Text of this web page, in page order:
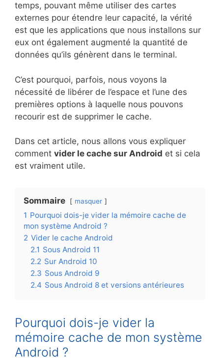
temps, pouvant même utiliser des cartes
externes pour étendre leur capacité, la vérité
est que les applications que nous installons sur
eux ont également augmenté la quantité de
données qu’ils génèrent dans le terminal.
C’est pourquoi, parfois, nous voyons la
nécessité de libérer de l’espace et l’une des
premières options à laquelle nous pouvons
recourir est de supprimer le cache.
Dans cet article, nous allons vous expliquer
comment vider le cache sur Android et si cela
est vraiment utile.
Sommaire masquer
1 Pourquoi dois-je vider la mémoire cache de
mon système Android ?
2 Vider le cache Android
2.1 Sous Android 11
2.2 Sur Android 10
2.3 Sous Android 9
2.4 Sous Android 8 et versions antérieures
Pourquoi dois-je vider la
mémoire cache de mon système
Android ?